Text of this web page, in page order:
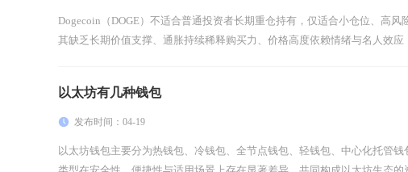
Dogecoin（DOGE）不适合普通投资者长期重仓持有，仅适合小仓位、高风
其缺乏长期价值支撑、通胀持续稀释购买力、价格高度依赖情绪与名人效应
以太坊有几种钱包
发布时间：04-19
以太坊钱包主要分为热钱包、冷钱包、全节点钱包、轻钱包、中心化托管